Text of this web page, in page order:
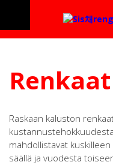
Renkaat
Raskaan kaluston
mahdollistavat
säällä ja vuodesta